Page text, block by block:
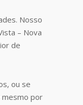
Nosso
– Nova
de
ou se
mesmo por